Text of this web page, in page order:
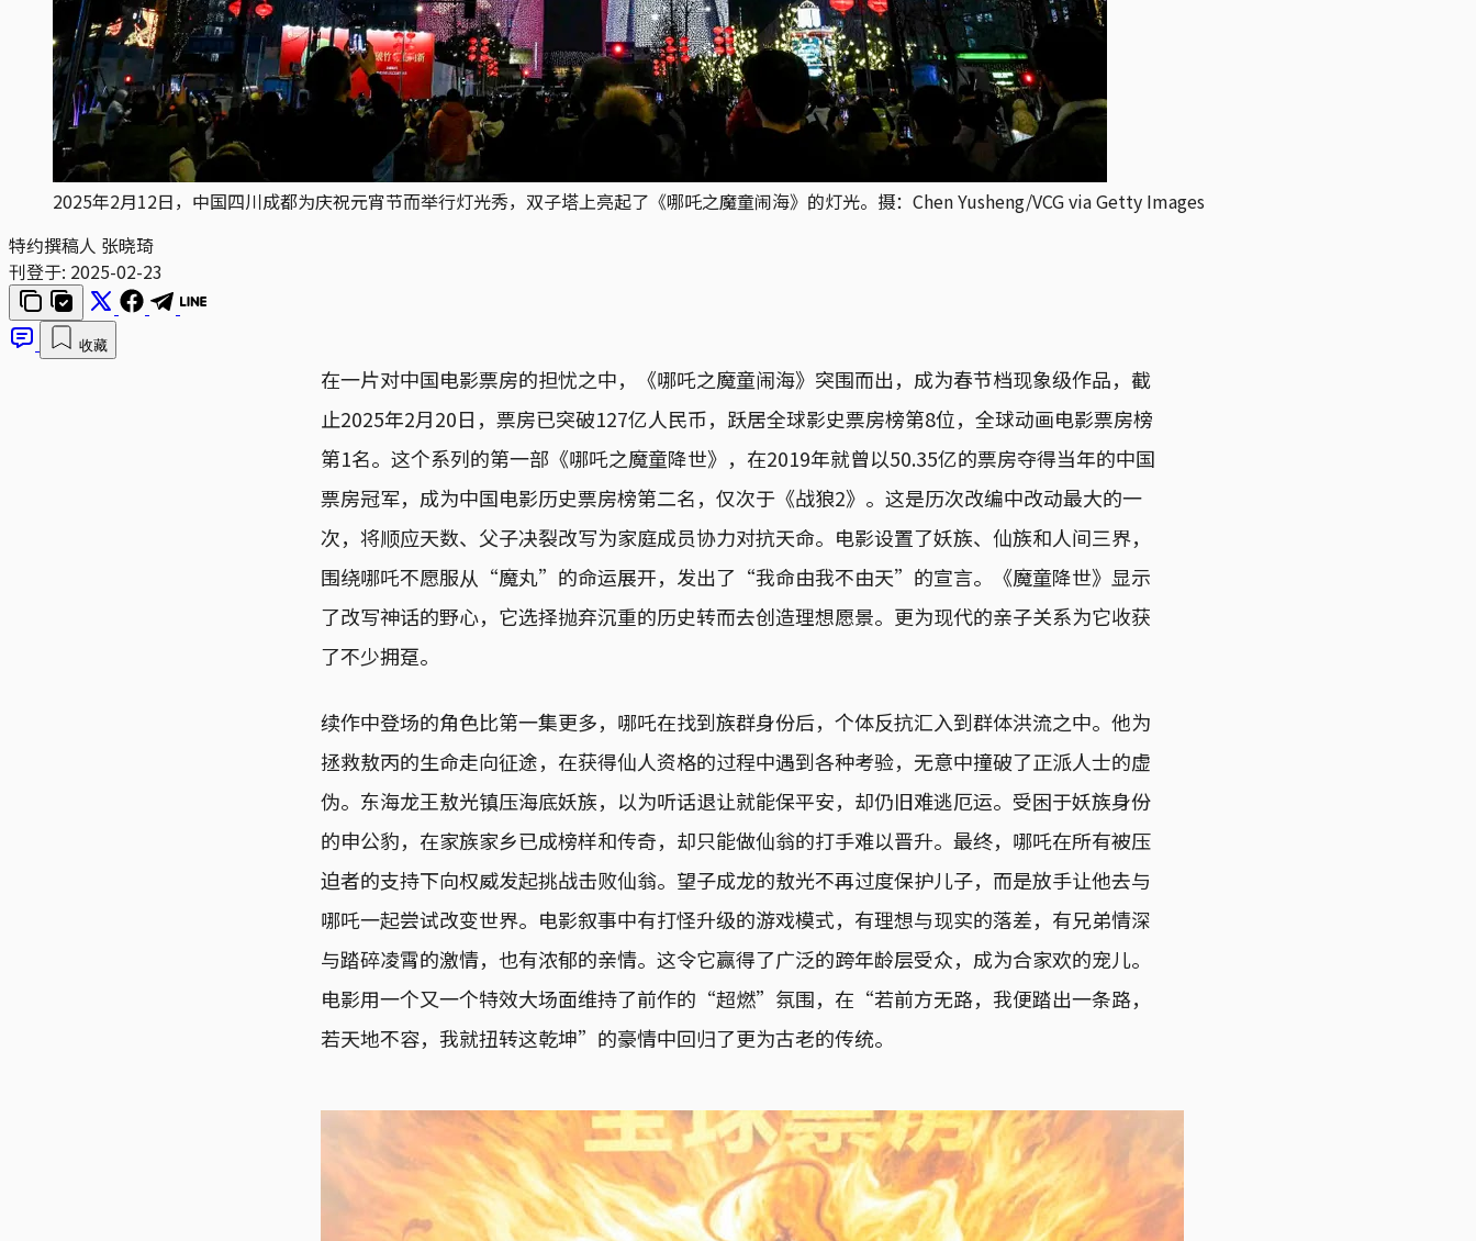
2025年2月12日，中国四川成都为庆祝元宵节而举行灯光秀，双子塔上亮起了《哪吒之魔童闹海》的灯光。摄：Chen Yusheng/VCG via Getty Images
特约撰稿人 张晓琦
刊登于: 2025-02-23
收藏
在一片对中国电影票房的担忧之中，《哪吒之魔童闹海》突围而出，成为春节档现象级作品，截
止2025年2月20日，票房已突破127亿人民币，跃居全球影史票房榜第8位，全球动画电影票房榜
第1名。这个系列的第一部《哪吒之魔童降世》，在2019年就曾以50.35亿的票房夺得当年的中国
票房冠军，成为中国电影历史票房榜第二名，仅次于《战狼2》。这是历次改编中改动最大的一
次，将顺应天数、父子决裂改写为家庭成员协力对抗天命。电影设置了妖族、仙族和人间三界，
围绕哪吒不愿服从“魔丸”的命运展开，发出了“我命由我不由天”的宣言。《魔童降世》显示
了改写神话的野心，它选择抛弃沉重的历史转而去创造理想愿景。更为现代的亲子关系为它收获
了不少拥趸。
续作中登场的角色比第一集更多，哪吒在找到族群身份后，个体反抗汇入到群体洪流之中。他为
拯救敖丙的生命走向征途，在获得仙人资格的过程中遇到各种考验，无意中撞破了正派人士的虚
伪。东海龙王敖光镇压海底妖族，以为听话退让就能保平安，却仍旧难逃厄运。受困于妖族身份
的申公豹，在家族家乡已成榜样和传奇，却只能做仙翁的打手难以晋升。最终，哪吒在所有被压
迫者的支持下向权威发起挑战击败仙翁。望子成龙的敖光不再过度保护儿子，而是放手让他去与
哪吒一起尝试改变世界。电影叙事中有打怪升级的游戏模式，有理想与现实的落差，有兄弟情深
与踏碎凌霄的激情，也有浓郁的亲情。这令它赢得了广泛的跨年龄层受众，成为合家欢的宠儿。
电影用一个又一个特效大场面维持了前作的“超燃”氛围，在“若前方无路，我便踏出一条路，
若天地不容，我就扭转这乾坤”的豪情中回归了更为古老的传统。